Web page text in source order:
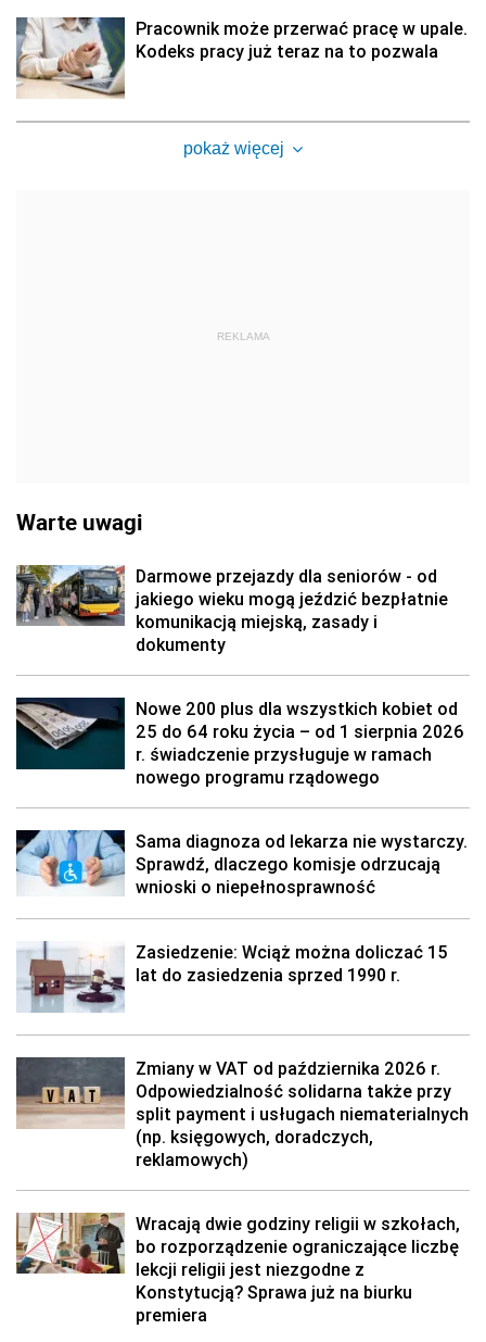
Pracownik może przerwać pracę w upale.
Kodeks pracy już teraz na to pozwala
pokaż więcej
REKLAMA
Warte uwagi
Darmowe przejazdy dla seniorów - od
jakiego wieku mogą jeździć bezpłatnie
komunikacją miejską, zasady i
dokumenty
Nowe 200 plus dla wszystkich kobiet od
25 do 64 roku życia – od 1 sierpnia 2026
r. świadczenie przysługuje w ramach
nowego programu rządowego
Sama diagnoza od lekarza nie wystarczy.
Sprawdź, dlaczego komisje odrzucają
wnioski o niepełnosprawność
Zasiedzenie: Wciąż można doliczać 15
lat do zasiedzenia sprzed 1990 r.
Zmiany w VAT od października 2026 r.
Odpowiedzialność solidarna także przy
split payment i usługach niematerialnych
(np. księgowych, doradczych,
reklamowych)
Wracają dwie godziny religii w szkołach,
bo rozporządzenie ograniczające liczbę
lekcji religii jest niezgodne z
Konstytucją? Sprawa już na biurku
premiera